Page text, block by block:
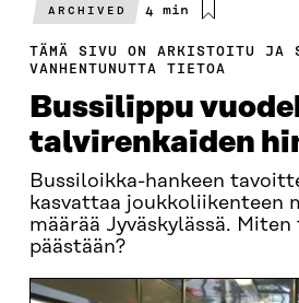
ARCHIVED
Arvioitu
4 min
TÄMÄ SIVU ON ARKISTOITU JA
VANHENTUNUTTA TIETOA
Bussilippu
talvirenkaiden
Bussiloikka-hankeen
kasvattaa joukkoliikenteen
määrää Jyväskylässä.
päästään?